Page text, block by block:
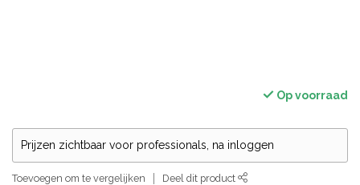
Op voorraad
Prijzen zichtbaar voor professionals, na inloggen
Toevoegen om te vergelijken Deel dit product